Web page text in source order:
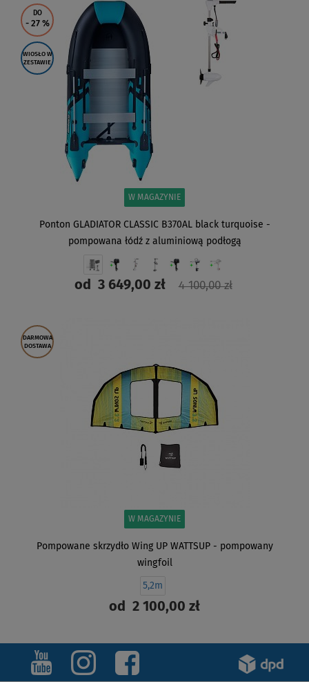
DO
- 27 %
WIOSŁO W
ZESTAWIE
W MAGAZYNIE
Ponton GLADIATOR CLASSIC B370AL black turquoise -
pompowana łódź z aluminiową podłogą
od3 649,00 zł 4 100,00 zł
DARMOWA
DOSTAWA
W MAGAZYNIE
Pompowane skrzydło Wing UP WATTSUP - pompowany
wingfoil
5,2m
od 2 100,00 zł
ZOBACZ